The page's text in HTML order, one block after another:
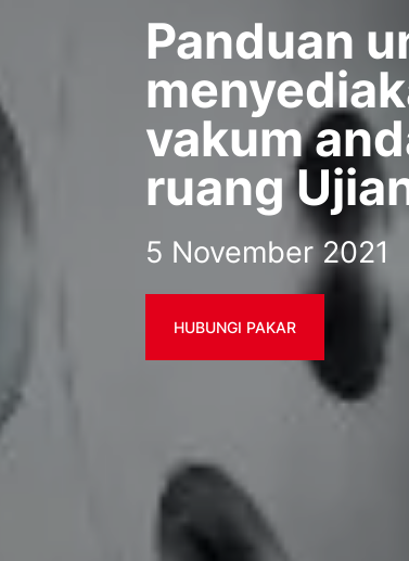
Panduan
vakum
ruang
5 November 2021
HUBUNGI PAKAR